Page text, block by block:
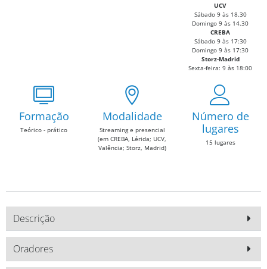
UCV
Sábado 9 às 18.30
Domingo 9 às 14.30
CREBA
Sábado 9 às 17:30
Domingo 9 às 17:30
Storz-Madrid
Sexta-feira: 9 às 18:00
Formação
Teórico - prático
Modalidade
Streaming e presencial
(em CREBA, Lérida; UCV,
Valência; Storz, Madrid)
Número de
lugares
15 lugares
Descrição
Oradores